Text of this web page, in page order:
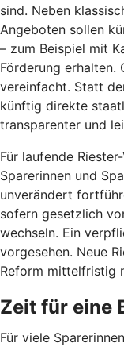
sind. Neben
Angeboten sollen
– zum Beispiel mit
Förderung erhalten.
vereinfacht. Statt
künftig direkte
transparenter und
Für laufende
Sparerinnen und
unverändert
sofern gesetzlich
wechseln. Ein
vorgesehen. Neue
Reform mittelfristig
Zeit für eine
Für viele